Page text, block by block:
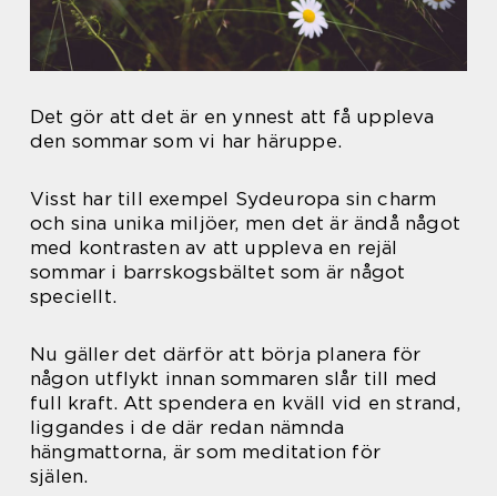
Det gör att det är en ynnest att få uppleva
den sommar som vi har häruppe.
Visst har till exempel Sydeuropa sin charm
och sina unika miljöer, men det är ändå något
med kontrasten av att uppleva en rejäl
sommar i barrskogsbältet som är något
speciellt.
Nu gäller det därför att börja planera för
någon utflykt innan sommaren slår till med
full kraft. Att spendera en kväll vid en strand,
liggandes i de där redan nämnda
hängmattorna, är som meditation för
själen.